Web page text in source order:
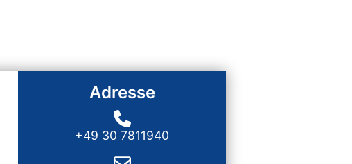
Adresse
+49 30 7811940